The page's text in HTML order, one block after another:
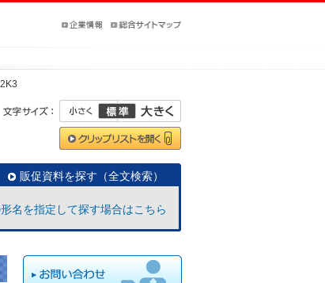
販促資料を探す（全文検索）
名を指定して探す場合はこちら